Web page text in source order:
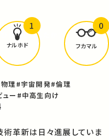
びがありましたか？
ナルホド
1
フカマル
0
理#宇宙開発#倫理
ュー #中高生向け
術革新は日々進展していま